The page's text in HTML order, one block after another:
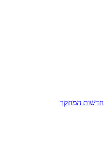
חדשות המחקר